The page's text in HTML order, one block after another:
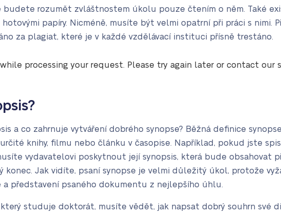
budete rozumět zvláštnostem úkolu pouze čtením o něm. Také
hotovými papíry. Nicméně, musíte být velmi opatrní při práci s nimi.
za plagiat, které je v každé vzdělávací instituci přísně trestáno.
processing your request. Please try again later or contact our
a co zahrnuje vytváření dobrého synopse? Běžná definice
knihy, filmu nebo článku v časopise. Například, pokud jste
vydavatelovi poskytnout její synopsis, která bude obsahovat
konec. Jak vidíte, psaní synopse je velmi důležitý úkol, protože
a představení psaného dokumentu z nejlepšího úhlu.
studuje doktorát, musíte vědět, jak napsat dobrý souhrn své